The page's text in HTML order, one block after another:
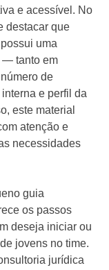
e acessível. No
destacar que
uma
— tanto em
de
e perfil da
este material
atenção e
necessidades
guia
os passos
deseja iniciar ou
jovens no time.
jurídica